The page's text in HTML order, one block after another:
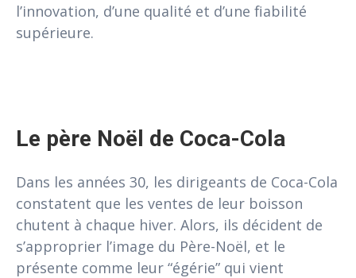
l’innovation, d’une qualité et d’une fiabilité
supérieure.
Le père Noël de Coca-Cola
Dans les années 30, les dirigeants de Coca-Cola
constatent que les ventes de leur boisson
chutent à chaque hiver. Alors, ils décident de
s’approprier l’image du Père-Noël, et le
présente comme leur “égérie” qui vient